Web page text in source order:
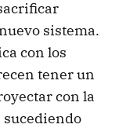
sistema.
con los
tener un
con la
sucediendo